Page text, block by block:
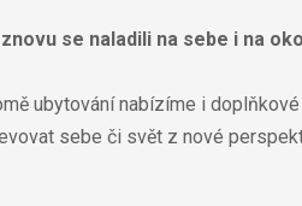
se naladili na sebe i na
ubytování nabízíme i
sebe či svět z nové